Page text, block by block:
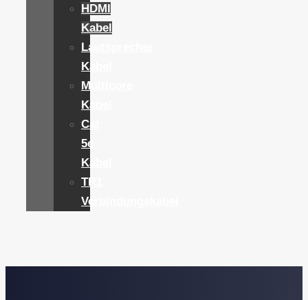
HDMI
Kabel
Lautsprecher
Kabel
Multicore
Kabel
Cat
5e
Kabel
TR1
Verbindungskabel